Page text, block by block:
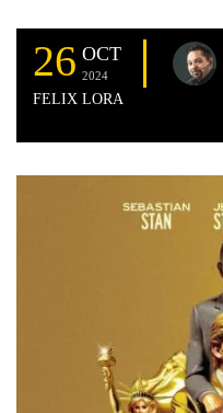
26 OCT
2024
FELIX LORA